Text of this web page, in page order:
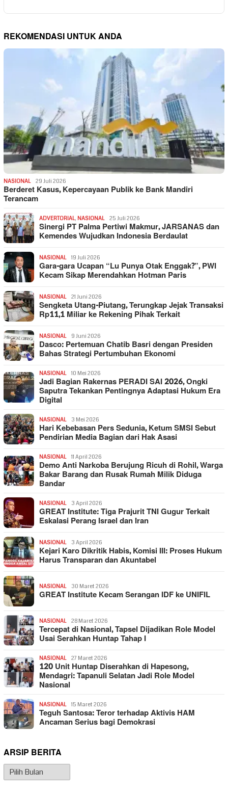
REKOMENDASI UNTUK ANDA
NASIONAL 29 Juli 2026
Berderet Kasus, Kepercayaan Publik ke Bank Mandiri
Terancam
ADVERTORIAL, NASIONAL 25 Juli 2026
Sinergi PT Palma Pertiwi Makmur, JARSANAS dan
Kemendes Wujudkan Indonesia Berdaulat
NASIONAL 19 Juli 2026
Gara-gara Ucapan “Lu Punya Otak Enggak?”, PWI
Kecam Sikap Merendahkan Hotman Paris
NASIONAL 21 Juni 2026
Sengketa Utang-Piutang, Terungkap Jejak Transaksi
Rp11,1 Miliar ke Rekening Pihak Terkait
NASIONAL 9 Juni 2026
Dasco: Pertemuan Chatib Basri dengan Presiden
Bahas Strategi Pertumbuhan Ekonomi
NASIONAL 10 Mei 2026
Jadi Bagian Rakernas PERADI SAI 2026, Ongki
Saputra Tekankan Pentingnya Adaptasi Hukum Era
Digital
NASIONAL 3 Mei 2026
Hari Kebebasan Pers Sedunia, Ketum SMSI Sebut
Pendirian Media Bagian dari Hak Asasi
NASIONAL 11 April 2026
Demo Anti Narkoba Berujung Ricuh di Rohil, Warga
Bakar Barang dan Rusak Rumah Milik Diduga
Bandar
NASIONAL 3 April 2026
GREAT Institute: Tiga Prajurit TNI Gugur Terkait
Eskalasi Perang Israel dan Iran
NASIONAL 3 April 2026
Kejari Karo Dikritik Habis, Komisi III: Proses Hukum
Harus Transparan dan Akuntabel
NASIONAL 30 Maret 2026
GREAT Institute Kecam Serangan IDF ke UNIFIL
NASIONAL 28 Maret 2026
Tercepat di Nasional, Tapsel Dijadikan Role Model
Usai Serahkan Huntap Tahap I
NASIONAL 27 Maret 2026
120 Unit Huntap Diserahkan di Hapesong,
Mendagri: Tapanuli Selatan Jadi Role Model
Nasional
NASIONAL 15 Maret 2026
Teguh Santosa: Teror terhadap Aktivis HAM
Ancaman Serius bagi Demokrasi
ARSIP BERITA
Arsip
Berita